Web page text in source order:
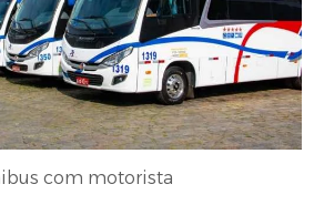
com motorista